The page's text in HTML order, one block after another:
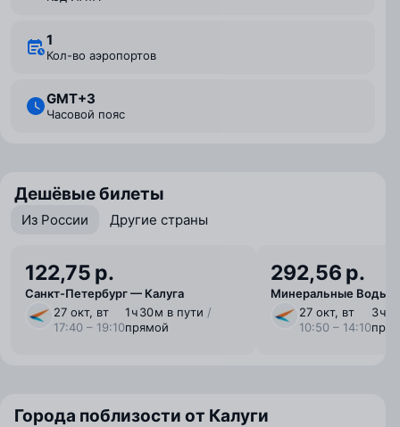
1
Кол-во аэропортов
GMT+3
Часовой пояс
Дешёвые билеты
Из России Другие страны
122,75 р.
Санкт-Петербург — Калуга
27 окт, вт
17:40 – 19:10
1 ⁠ч 30 ⁠м в пути /
прямой
292,56 р.
Минеральные Воды —
27 окт, вт
10:50 – 14:10
3 ⁠ч
Города поблизости от Калуги